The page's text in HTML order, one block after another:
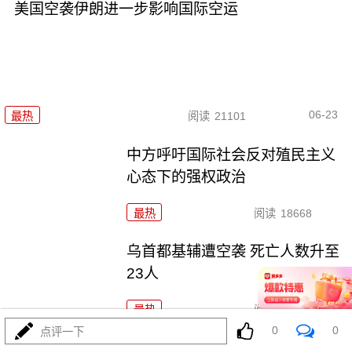
美国空袭伊朗进一步影响国际空运
最热 阅读 21101 06-23
中方呼吁国际社会反对殖民主义
心态下的强权政治
最热 阅读 18668
乌首都基辅遭空袭 死亡人数升至
23人
最热 阅读 18943
欧盟委员会计划全面禁止进口俄
点评一下 0 0